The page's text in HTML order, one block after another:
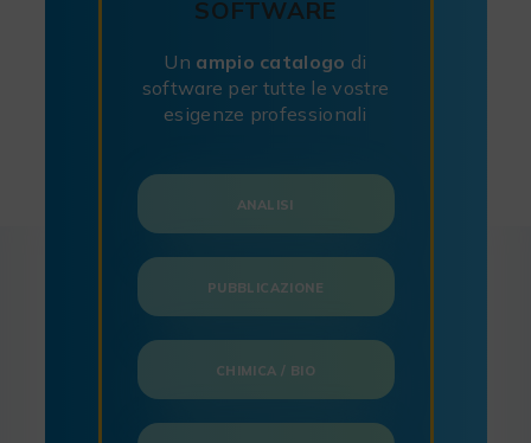
SOFTWARE
Un ampio catalogo di
software per tutte le vostre
esigenze professionali
ANALISI
PUBBLICAZIONE
CHIMICA / BIO